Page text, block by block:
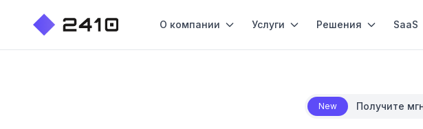
О компании Услуги Решения SaaS
New Получите